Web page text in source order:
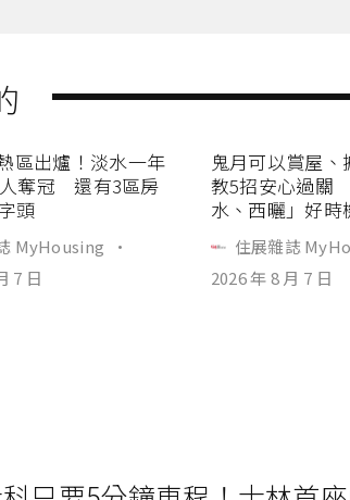
區出爐！淡水一年
奪冠 還有3區房
頭
MyHousing
·
7 日
鬼月可以賞屋
教5招安心過關
水、西曬」好時
住展雜誌
2026 年 8 月 7 日